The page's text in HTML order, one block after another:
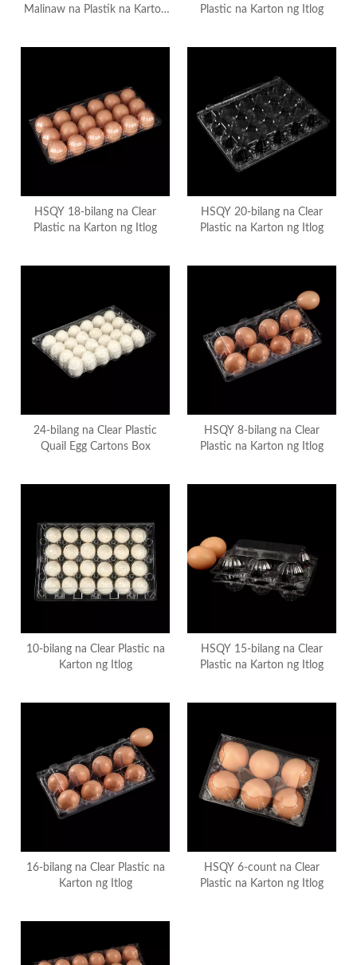
Malinaw na Plastik na Karton
Plastic na Karton ng Itlog
HSQY 18-bilang na Clear
Plastic na Karton ng Itlog
HSQY 20-bilang na Clear
Plastic na Karton ng Itlog
24-bilang na Clear Plastic
Quail Egg Cartons Box
HSQY 8-bilang na Clear
Plastic na Karton ng Itlog
10-bilang na Clear Plastic na
Karton ng Itlog
HSQY 15-bilang na Clear
Plastic na Karton ng Itlog
16-bilang na Clear Plastic na
Karton ng Itlog
HSQY 6-count na Clear
Plastic na Karton ng Itlog